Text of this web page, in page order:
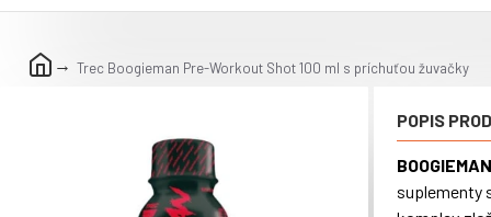
Trec Boogieman Pre-Workout Shot 100 ml s príchuťou žuvačky
POPIS
suplementy